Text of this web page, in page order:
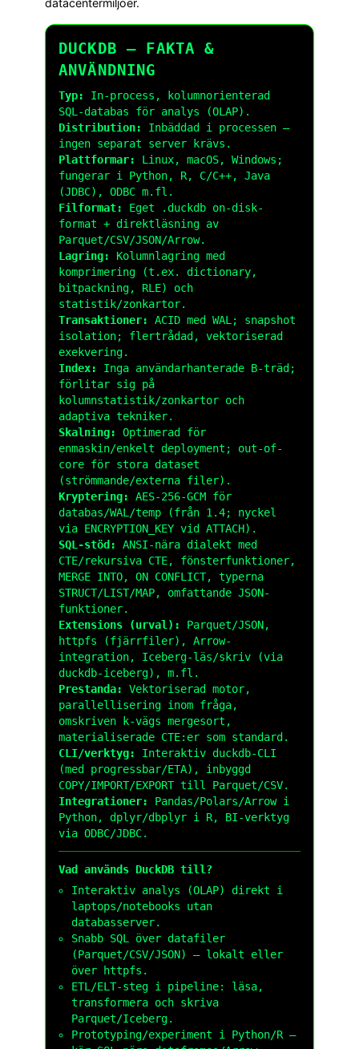
datacentermiljöer.
DUCKDB – FAKTA &
ANVÄNDNING
Typ:
In-process, kolumnorienterad
SQL-databas för analys (OLAP).
Distribution:
Inbäddad i processen –
ingen separat server krävs.
Plattformar:
Linux, macOS, Windows;
fungerar i Python, R, C/C++, Java
(JDBC), ODBC m.fl.
Filformat:
Eget .duckdb on-disk-
format + direktläsning av
Parquet/CSV/JSON/Arrow.
Lagring:
Kolumnlagring med
komprimering (t.ex. dictionary,
bitpackning, RLE) och
statistik/zonkartor.
Transaktioner:
ACID med WAL; snapshot
isolation; flertrådad, vektoriserad
exekvering.
Index:
Inga användarhanterade B-träd;
förlitar sig på
kolumnstatistik/zonkartor och
adaptiva tekniker.
Skalning:
Optimerad för
enmaskin/enkelt deployment; out-of-
core för stora dataset
(strömmande/externa filer).
Kryptering:
AES-256-GCM för
databas/WAL/temp (från 1.4; nyckel
via ENCRYPTION_KEY vid ATTACH).
SQL-stöd:
ANSI-nära dialekt med
CTE/rekursiva CTE, fönsterfunktioner,
MERGE INTO, ON CONFLICT, typerna
STRUCT/LIST/MAP, omfattande JSON-
funktioner.
Extensions (urval):
Parquet/JSON,
httpfs (fjärrfiler), Arrow-
integration, Iceberg-läs/skriv (via
duckdb-iceberg), m.fl.
Prestanda:
Vektoriserad motor,
parallellisering inom fråga,
omskriven k-vägs mergesort,
materialiserade CTE:er som standard.
CLI/verktyg:
Interaktiv duckdb-CLI
(med progressbar/ETA), inbyggd
COPY/IMPORT/EXPORT till Parquet/CSV.
Integrationer:
Pandas/Polars/Arrow i
Python, dplyr/dbplyr i R, BI-verktyg
via ODBC/JDBC.
Vad används DuckDB till?
Interaktiv analys (OLAP) direkt i
laptops/notebooks utan
databasserver.
Snabb SQL över datafiler
(Parquet/CSV/JSON) – lokalt eller
över httpfs .
ETL/ELT-steg i pipeline: läsa,
transformera och skriva
Parquet/Iceberg.
Prototyping/experiment i Python/R –